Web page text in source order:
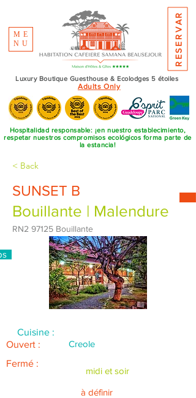
ME
NU
Luxury Boutique Guesthouse & Ecolodges 5 étoiles
Adults Only
RESERVAR
Hospitalidad responsable: ¡en nuestro establecimiento,
respetar nuestros compromisos ecológicos forma parte de
la estancia!
< Back
SUNSET B
Bouillante | Malendure
RN2 97125 Bouillante
Cuisine :
Creole
Ouvert :
midi et soir
Fermé :
à définir